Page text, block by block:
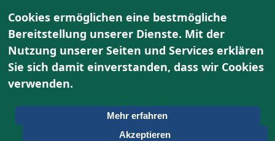
Über uns
Cookies ermöglichen eine bestmögliche
Bereitstellung unserer Dienste. Mit der
Nutzung unserer Seiten und Services erklären
Sie sich damit einverstanden, dass wir Cookies
verwenden.
Mehr erfahren
Akzeptieren